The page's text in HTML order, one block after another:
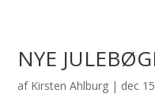
NYE
af Kirsten Ahlburg| dec